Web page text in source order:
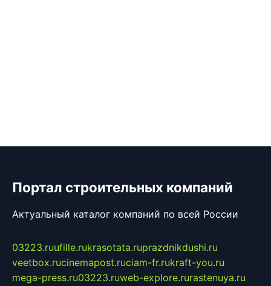
Портал строительных компаний
Актуальный каталог компаний по всей России
03223.ruufille.rukrasotata.ruprazdnikdushi.ru
veetbox.rucinemapost.ruciam-fr.rukraft-you.ru
mega-press.ru03223.ruweb-explore.rurastenuya.ru